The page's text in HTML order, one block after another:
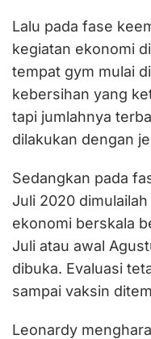
Lalu pada fase
kegiatan ekonomi
tempat gym mulai
kebersihan yang
tapi jumlahnya
dilakukan dengan
Sedangkan pada
Juli 2020
ekonomi berskala
Juli atau awal
dibuka. Evaluasi
sampai vaksin
Leonardy